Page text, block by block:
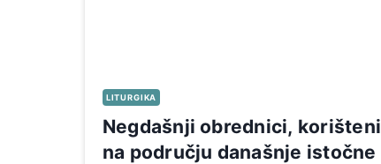
LITURGIKA
Negdašnji obrednici, korišteni
na području današnje istočne